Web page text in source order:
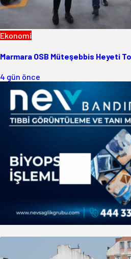
Ekonomi
Marmara OSB Müteşebbis Heyeti
4 gün önce